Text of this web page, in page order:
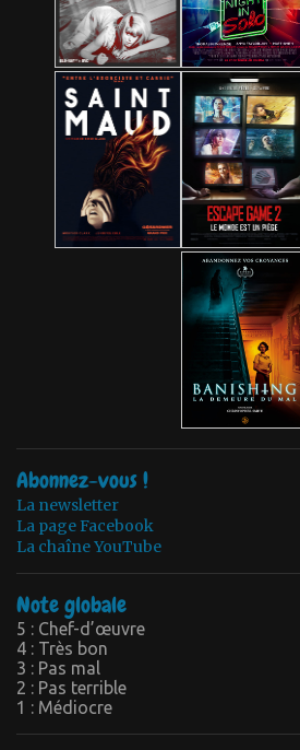
Abonnez-vous !
La newsletter
La page Facebook
La chaîne YouTube
Note globale
5 : Chef-d’œuvre
4 : Très bon
3 : Pas mal
2 : Pas terrible
1 : Médiocre